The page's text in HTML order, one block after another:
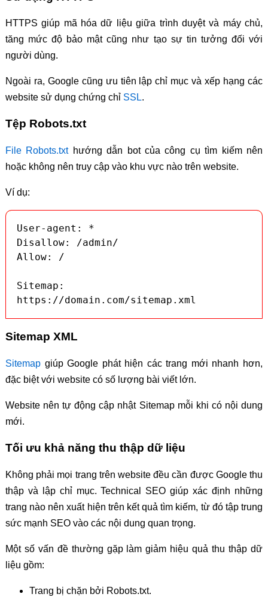
HTTPS giúp mã hóa dữ liệu giữa trình duyệt và máy chủ,
tăng mức độ bảo mật cũng như tạo sự tin tưởng đối với
người dùng.
Ngoài ra, Google cũng ưu tiên lập chỉ mục và xếp hạng các
website sử dụng chứng chỉ SSL.
Tệp Robots.txt
File Robots.txthướng dẫn bot của công cụ tìm kiếm nên
hoặc không nên truy cập vào khu vực nào trên website.
Ví dụ:
User-agent: *
Disallow: /admin/
Allow: /
Sitemap:
https://domain.com/sitemap.xml
Sitemap XML
Sitemapgiúp Google phát hiện các trang mới nhanh hơn,
đặc biệt với website có số lượng bài viết lớn.
Website nên tự động cập nhật Sitemap mỗi khi có nội dung
mới.
Tối ưu khả năng thu thập dữ liệu
Không phải mọi trang trên website đều cần được Google thu
thập và lập chỉ mục. Technical SEO giúp xác định những
trang nào nên xuất hiện trên kết quả tìm kiếm, từ đó tập trung
sức mạnh SEO vào các nội dung quan trọng.
Một số vấn đề thường gặp làm giảm hiệu quả thu thập dữ
liệu gồm:
Trang bị chặn bởi Robots.txt.